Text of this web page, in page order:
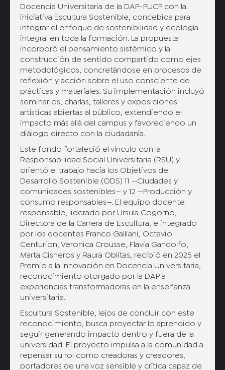
Docencia Universitaria de la DAP-PUCP con la
iniciativa Escultura Sostenible, concebida para
integrar el enfoque de sostenibilidad y ecología
integral en toda la formación. La propuesta
incorporó el pensamiento sistémico y la
construcción de sentido compartido como ejes
metodológicos, concretándose en procesos de
reflexión y acción sobre el uso consciente de
prácticas y materiales. Su implementación incluyó
seminarios, charlas, talleres y exposiciones
artísticas abiertas al público, extendiendo el
impacto más allá del campus y favoreciendo un
diálogo directo con la ciudadanía.
Este fondo fortaleció el vínculo con la
Responsabilidad Social Universitaria (RSU) y
orientó el trabajo hacia los Objetivos de
Desarrollo Sostenible (ODS) 11 —Ciudades y
comunidades sostenibles— y 12 —Producción y
consumo responsables—. El equipo docente
responsable, liderado por Ursula Cogorno,
Directora de la Carrera de Escultura, e integrado
por los docentes Franco Galliani, Octavio
Centurion, Veronica Crousse, Flavia Gandolfo,
Marta Cisneros y Raura Oblitas, recibió en 2025 el
Premio a la Innovación en Docencia Universitaria,
reconocimiento otorgado por la DAP a
experiencias transformadoras en la enseñanza
universitaria.
Escultura Sostenible, lejos de concluir con este
reconocimiento, busca proyectar lo aprendido y
seguir generando impacto dentro y fuera de la
universidad. El proyecto impulsa a la comunidad a
repensar su rol como creadoras y creadores,
portadores de una voz sensible y crítica capaz de